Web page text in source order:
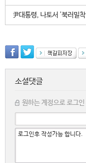
尹대통령, 나토서 '북러밀
소셜댓글
원하는 계정으로 로그